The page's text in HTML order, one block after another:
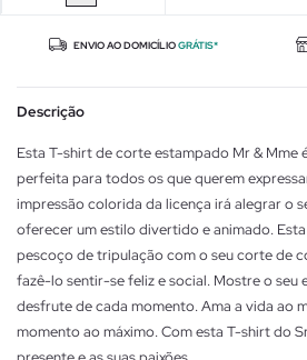
ENVIO AO DOMICÍLIOGRÁTIS*
Descrição
Esta T-shirt de corte estampado Mr & Mme
perfeita para todos os que querem
impressão colorida da licença irá alegrar o
oferecer um estilo divertido e animado.
pescoço de tripulação com o seu corte de
fazê-lo sentir-se feliz e social. Mostre o seu
desfrute de cada momento. Ama a vida ao
momento ao máximo. Com esta T-shirt do